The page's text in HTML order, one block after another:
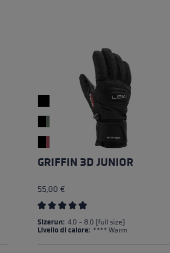
GRIFFIN 3D JUNIOR
55,00 €
Valutazione media di 4.75 su 5 stelle
Sizerun: 4.0 - 8.0 (full size)
Livello di calore: **** Warm